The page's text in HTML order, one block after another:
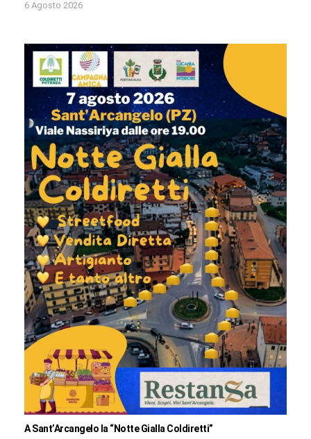
6 Agosto 2026
A Sant’Arcangelo la “Notte Gialla Coldiretti”